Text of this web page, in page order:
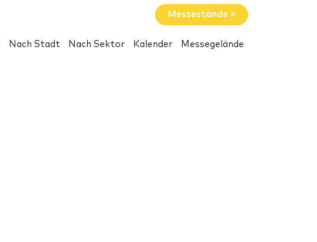
Messestände »
Nach Stadt Nach Sektor Kalender Messegelände